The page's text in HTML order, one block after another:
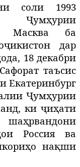
соли 1993
Ҷумҳурии
Масква ба
дар
18 декабри
таъсис
Екатеринбург
Ҷумҳурии
ки ҷиҳати
шаҳрвандони
Россия ва
нақши